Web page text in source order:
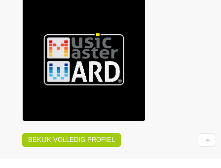
BEKIJK VOLLEDIG PROFIEL